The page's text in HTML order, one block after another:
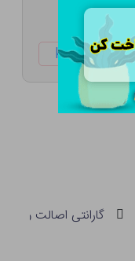
گارانتی اصالت و